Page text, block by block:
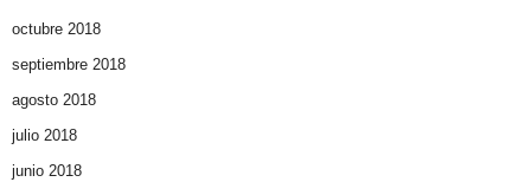
octubre 2018
septiembre 2018
agosto 2018
julio 2018
junio 2018